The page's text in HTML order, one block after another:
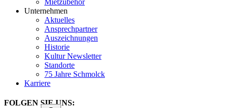
Unternehmen
Aktuelles
Ansprechpartner
Auszeichnungen
Historie
Kultur Newsletter
Standorte
75 Jahre Schmolck
Karriere
FOLGEN SIE UNS: